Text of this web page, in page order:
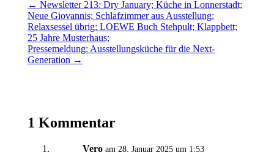
← Newsletter 213: Dry January; Küche in Lonnerstadt;
Neue Giovannis; Schlafzimmer aus Ausstellung;
Relaxsessel übrig; LOEWE Buch Stehpult; Klappbett;
25 Jahre Musterhaus;
Pressemeldung: Ausstellungsküche für die Next-
Generation →
1 Kommentar
Vero am 28. Januar 2025 um 1:53